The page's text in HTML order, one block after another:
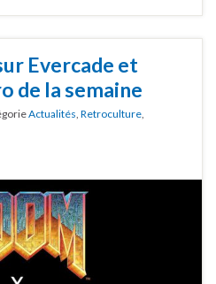
Evercade et
de la semaine
Actualités, Retroculture,